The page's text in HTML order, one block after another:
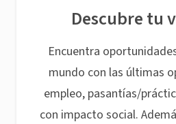
Descubre tu
Encuentra
mundo con las últimas
empleo, pasantías/
con impacto social.